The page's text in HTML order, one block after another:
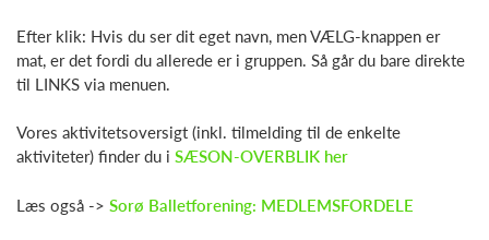
Efter klik: Hvis du ser dit eget navn, men VÆLG-knappen er
mat, er det fordi du allerede er i gruppen. Så går du bare direkte
til LINKS via menuen.
Vores aktivitetsoversigt (inkl. tilmelding til de enkelte
aktiviteter) finder du i SÆSON-OVERBLIK her
Læs også -> Sorø Balletforening: MEDLEMSFORDELE